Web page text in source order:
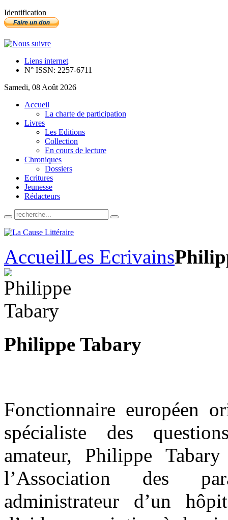
Identification
Liens internet
N° ISSN: 2257-6711
Samedi, 08 Août 2026
Accueil
La charte de participation
Livres
Les Editions
Collection
En cours de lecture
Chroniques
Dossiers
Ecritures
Jeunesse
Rédacteurs
AccueilLes Ecrivains
Philippe Tabary
Fonctionnaire européen
spécialiste des
amateur, Philippe
l’Association des
administrateur d’un